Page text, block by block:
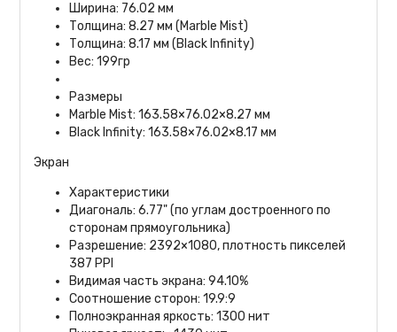
Ширина: 76.02 мм
Толщина: 8.27 мм (Marble Mist)
Толщина: 8.17 мм (Black Infinity)
Вес: 199гр
Размеры
Marble Mist: 163.58×76.02×8.27 мм
Black Infinity: 163.58×76.02×8.17 мм
Экран
Характеристики
Диагональ: 6.77" (по углам достроенного по
сторонам прямоугольника)
Разрешение: 2392×1080, плотность пикселей
387 PPI
Видимая часть экрана: 94.10%
Соотношение сторон: 19.9:9
Полноэкранная яркость: 1300 нит